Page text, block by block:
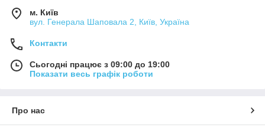
м. Київ
вул. Генерала Шаповала 2, Київ, Україна
Контакти
Сьогодні працює з 09:00 до 19:00
Показати весь графік роботи
Про нас